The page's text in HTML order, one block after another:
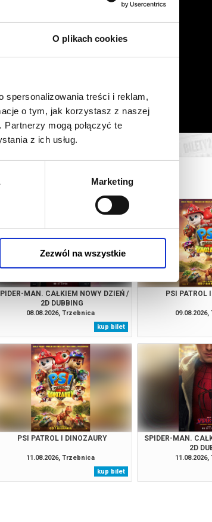
O plikach cookies
spersonalizowania treści i reklam,
o tym, jak korzystasz z naszej
mogą połączyć te
z ich usług.
Marketing
Zezwól na wszystkie
MAN. CAŁKIEM NOWY DZIEŃ /
2D DUBBING
08.08.2026, Trzebnica
kup bilet
PSI PATROL
PSI PATROL I DINOZAURY
11.08.2026, Trzebnica
kup bilet
SPIDER-MAN.
2D